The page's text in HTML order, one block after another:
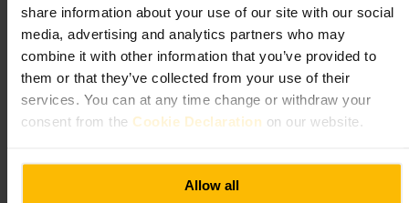
share information about your use of our site with our social
media, advertising and analytics partners who may
combine it with other information that you’ve provided to
them or that they’ve collected from your use of their
services. You can at any time change or withdraw your
consent from the Cookie Declaration on our website.
Allow all
Planera ditt besök
Kontrollera om visningar behöver bokas i förväg och planera runt en
guidad tur om det erbjuds. Kombinera besöket med en promenad i
närliggande park eller ett museum i området. Ta med bekväma skor,
och respektera att vissa utrymmen kan vara privata. Fråga om
https://historicengland.org.uk/listing/the-list/list-entry/1225632
29 Melbury Rd, London W14 8AB, UK